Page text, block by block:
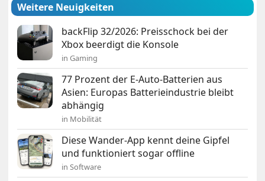
Weitere Neuigkeiten
backFlip 32/2026: Preisschock bei der
Xbox beerdigt die Konsole
in Gaming
77 Prozent der E-Auto-Batterien aus
Asien: Europas Batterieindustrie bleibt
abhängig
in Mobilität
Diese Wander-App kennt deine Gipfel
und funktioniert sogar offline
in Software